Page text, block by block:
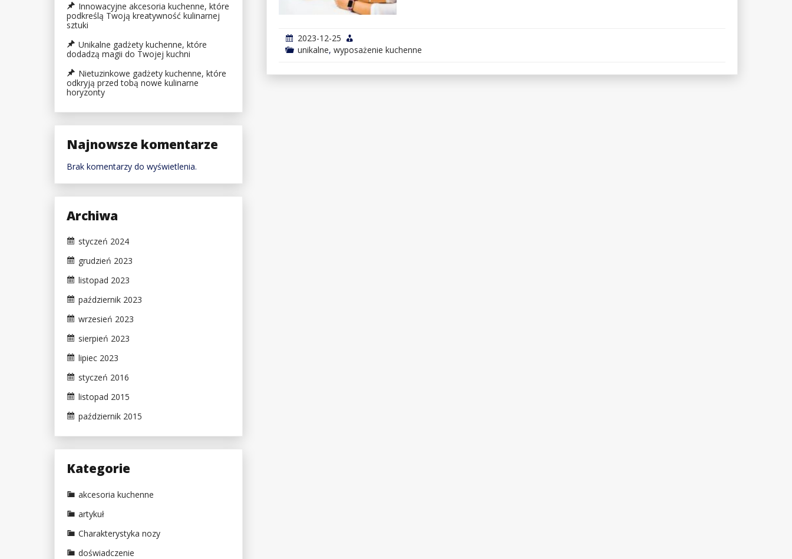
2023-12-25
unikalne, wyposażenie kuchenne
Innowacyjne akcesoria kuchenne, które
podkreślą Twoją kreatywność kulinarnej
sztuki
Unikalne gadżety kuchenne, które
dodadzą magii do Twojej kuchni
Nietuzinkowe gadżety kuchenne, które
odkryją przed tobą nowe kulinarne
horyzonty
Najnowsze komentarze
Brak komentarzy do wyświetlenia.
Archiwa
styczeń 2024
grudzień 2023
listopad 2023
październik 2023
wrzesień 2023
sierpień 2023
lipiec 2023
styczeń 2016
listopad 2015
październik 2015
Kategorie
akcesoria kuchenne
artykuł
Charakterystyka nozy
doświadczenie